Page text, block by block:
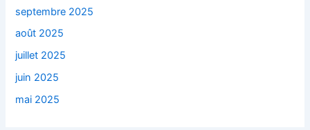
septembre 2025
août 2025
juillet 2025
juin 2025
mai 2025